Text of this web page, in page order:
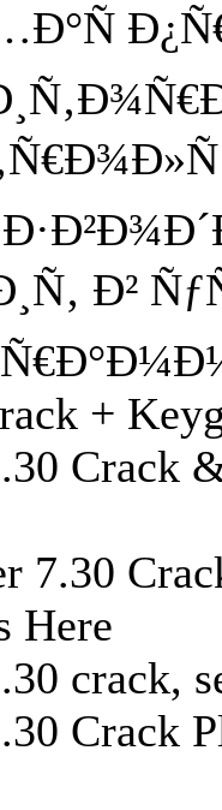
Ð²
+
Crack
7.30
Here
crack,
Crack